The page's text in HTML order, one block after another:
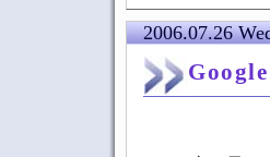
2006.07.26